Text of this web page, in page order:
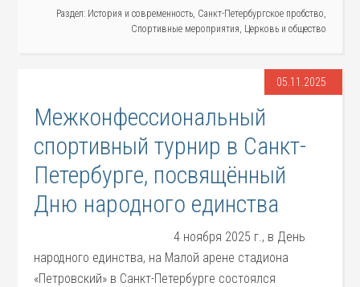
Раздел: История и современность, Санкт-Петербургское пробство,
Спортивные мероприятия, Церковь и общество
05.11.2025
Межконфессиональный
спортивный турнир в Санкт-
Петербурге, посвящённый
Дню народного единства
4 ноября 2025 г., в День
народного единства, на Малой арене стадиона
«Петровский» в Санкт-Петербурге состоялся